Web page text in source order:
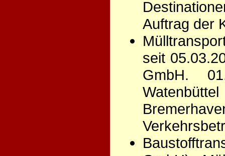
Auftrag der
seit
GmbH.